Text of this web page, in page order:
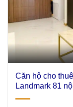
Căn hộ cho
Landmark 81